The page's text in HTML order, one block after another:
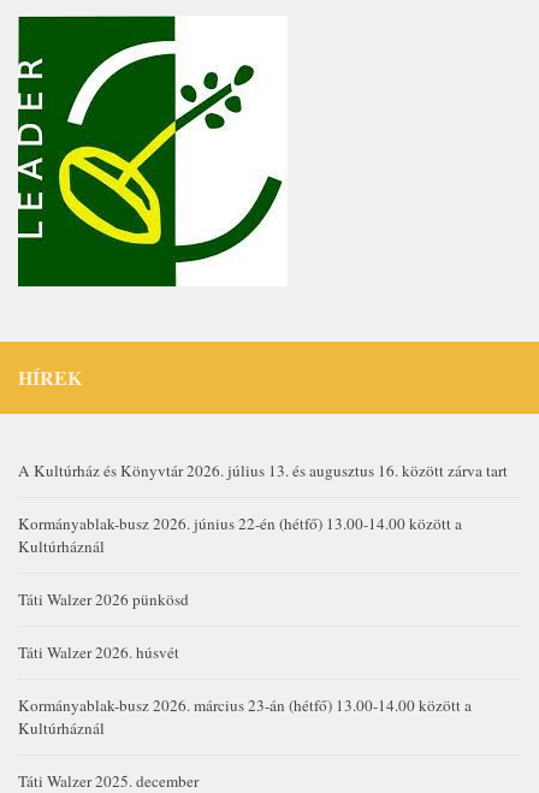
HÍREK
A Kultúrház és Könyvtár 2026. július 13. és augusztus 16. között zárva tart
Kormányablak-busz 2026. június 22-én (hétfő) 13.00-14.00 között a
Kultúrháznál
Táti Walzer 2026 pünkösd
Táti Walzer 2026. húsvét
Kormányablak-busz 2026. március 23-án (hétfő) 13.00-14.00 között a
Kultúrháznál
Táti Walzer 2025. december